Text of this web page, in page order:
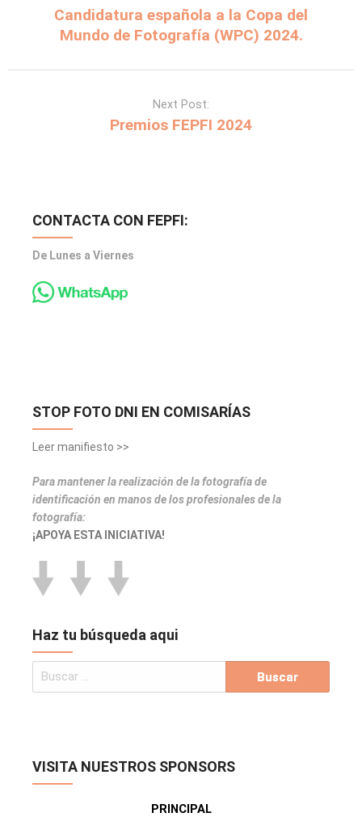
Candidatura española a la Copa del
Mundo de Fotografía (WPC) 2024.
Next Post:
Premios FEPFI 2024
CONTACTA CON FEPFI:
De Lunes a Viernes
STOP FOTO DNI EN COMISARÍAS
Leer manifiesto >>
Para mantener la realización de la fotografía de
identificación en manos de los profesionales de la
fotografía:
¡APOYA ESTA INICIATIVA!
Haz tu búsqueda aqui
VISITA NUESTROS SPONSORS
PRINCIPAL